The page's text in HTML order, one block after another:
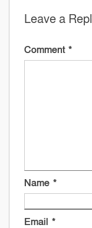
Leave a
Comment *
Name *
Email *